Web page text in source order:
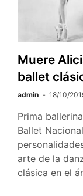
Muere
ballet
admin 18/10/
Prima
Ballet
arte de la
clásica en el